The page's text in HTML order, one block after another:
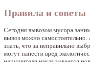
Правила и советы
Сегодня вывозом мусора
вывоз можно
знать, что за неправильно
могут нанести вред